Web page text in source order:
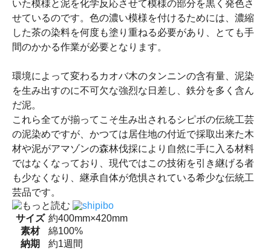
いた模様と泥を化学反応させて模様の部分を黒く発色さ
せているのです。色の濃い模様を付けるためには、濃縮
した茶の染料を何度も塗り重ねる必要があり、とても手
間のかかる作業が必要となります。
環境によって変わるカオバ木のタンニンの含有量、泥染
を生み出すのに不可欠な強烈な日差し、鉄分を多く含ん
だ泥。
これら全てが揃ってこそ生み出されるシピボの伝統工芸
の泥染めですが、かつては居住地の付近で採取出来た木
材や泥がアマゾンの森林伐採により自然に手に入る材料
ではなくなっており、現代ではこの技術を引き継げる者
も少なくなり、継承自体が危惧されている希少な伝統工
芸品です。
サイズ 約400mm×420mm
素材
綿100%
納期
約1週間